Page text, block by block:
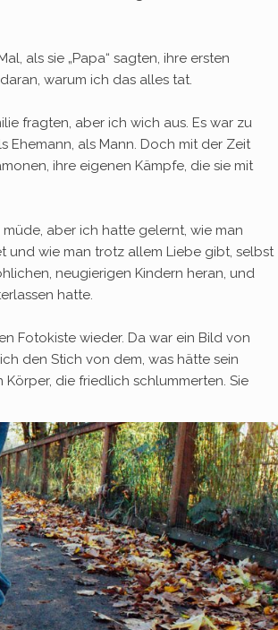
als sie „Papa“ sagten, ihre ersten
warum ich das alles tat.
fragten, aber ich wich aus. Es war zu
Ehemann, als Mann. Doch mit der Zeit
ihre eigenen Kämpfe, die sie mit
aber ich hatte gelernt, wie man
und wie man trotz allem Liebe gibt, selbst
neugierigen Kindern heran, und
hatte.
Fotokiste wieder. Da war ein Bild von
den Stich von dem, was hätte sein
die friedlich schlummerten. Sie